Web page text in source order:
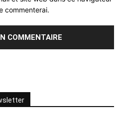
commenterai.